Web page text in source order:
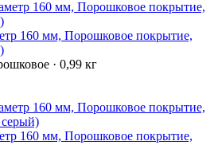
160 мм, Порошковое покрытие,
· 0,99 кг
160 мм, Порошковое покрытие,